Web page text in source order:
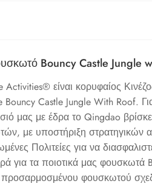
Bouncy Castle Jungle
Activities® είναι κορυφαίος
Bouncy Castle Jungle With Roof.
μας με έδρα το Qingdao
με υποστήριξη
Πολιτείες για να
για τα ποιοτικά μας φουσκωτά
φουσκωτού